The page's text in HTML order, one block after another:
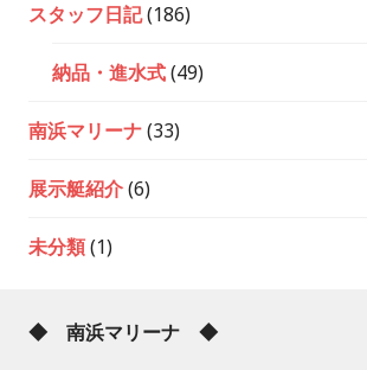
スタッフ日記(186)
納品・進水式(49)
南浜マリーナ(33)
展示艇紹介(6)
未分類(1)
◆ 南浜マリーナ ◆